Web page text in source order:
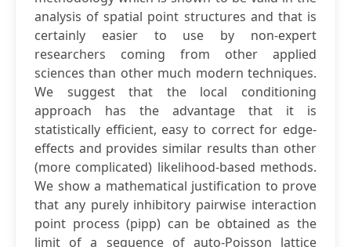
analysis of spatial point structures and that is
certainly easier to use by non-expert
researchers coming from other applied
sciences than other much modern techniques.
We suggest that the local conditioning
approach has the advantage that it is
statistically efficient, easy to correct for edge-
effects and provides similar results than other
(more complicated) likelihood-based methods.
We show a mathematical justification to prove
that any purely inhibitory pairwise interaction
point process (pipp) can be obtained as the
limit of a sequence of auto-Poisson lattice